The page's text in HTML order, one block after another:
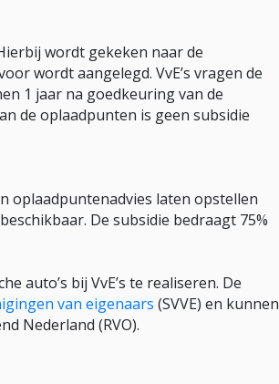
wordt gekeken naar de
wordt aangelegd. VvE’s vragen de
1 jaar na goedkeuring van de
de oplaadpunten is geen subsidie
oplaadpuntenadvies laten opstellen
De subsidie bedraagt 75%
auto’s bij VvE’s te realiseren. De
van eigenaars (SVVE) en kunnen
Nederland (RVO).